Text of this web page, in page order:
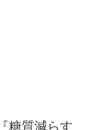
糖質減らす